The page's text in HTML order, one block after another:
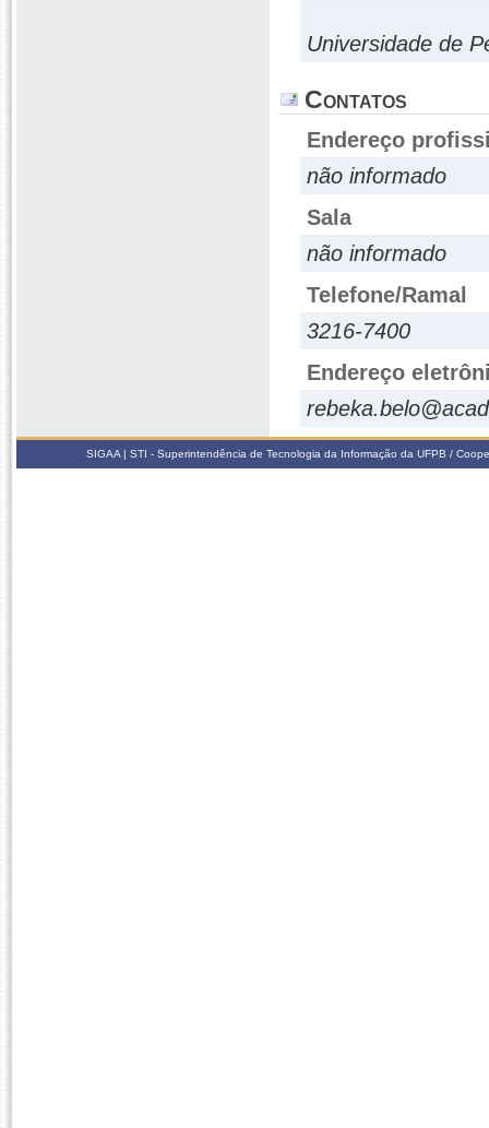
Universidade de
Contatos
Endereço
não informado
Sala
não informado
Telefone/Ramal
3216-7400
Endereço
SIGAA | STI - Superintendência de Tecnologia da Informação da UFPB /